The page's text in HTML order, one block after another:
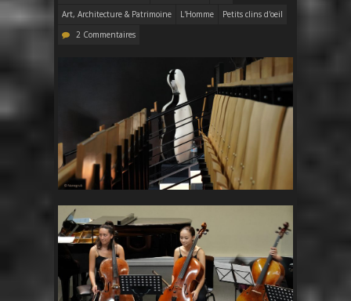
Art, Architecture & Patrimoine
L'Homme
Petits clins d'oeil
2 Commentaires